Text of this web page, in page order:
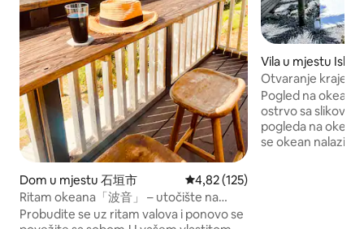
Dom u mjestu 石垣市 Prosječna ocjena: 4,82 od 5,
4,82 (125)
Ritam okeana「波音」 – utočište na
Ishigakiju
Probudite se uz ritam valova i ponovo se
Vila u mjestu
Otvaranje krajem
vila uz more s
Pogled na okean
ostrvo sa
pogleda na okean
se okean nalazi na obali.